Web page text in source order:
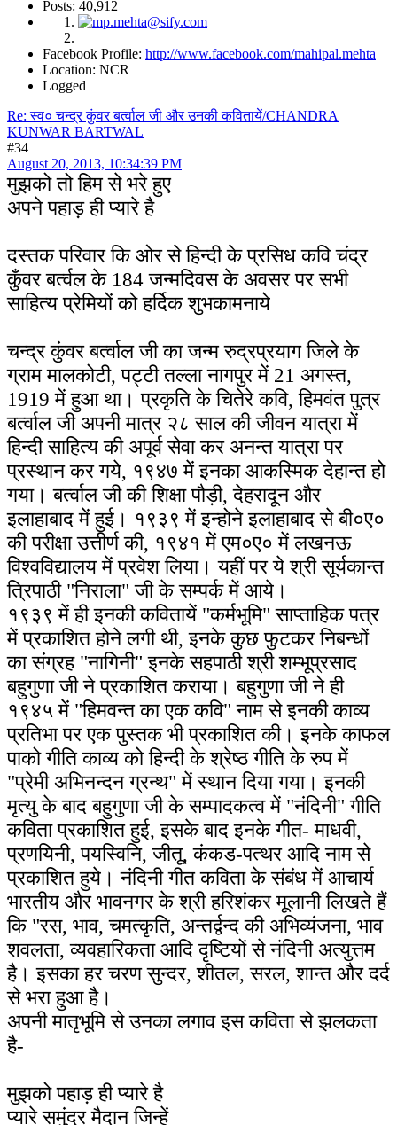
Posts: 40,912
Facebook Profile: http://www.facebook.com/mahipal.mehta
Location: NCR
Logged
Re: स्व० चन्द्र कुंवर बर्त्वाल जी और उनकी कवितायें/CHANDRA
KUNWAR BARTWAL
#34
August 20, 2013, 10:34:39 PM
मुझको तो हिम से भरे हुए
अपने पहाड़ ही प्यारे है
दस्तक परिवार कि ओर से हिन्दी के प्रसिध कवि चंद्र
कुँवर बर्त्वल के 184 जन्मदिवस के अवसर पर सभी
साहित्य प्रेमियों को हर्दिक शुभकामनाये
चन्द्र कुंवर बर्त्वाल जी का जन्म रुद्रप्रयाग जिले के
ग्राम मालकोटी, पट्टी तल्ला नागपुर में 21 अगस्त,
1919 में हुआ था। प्रकृति के चितेरे कवि, हिमवंत पुत्र
बर्त्वाल जी अपनी मात्र २८ साल की जीवन यात्रा में
हिन्दी साहित्य की अपूर्व सेवा कर अनन्त यात्रा पर
प्रस्थान कर गये, १९४७ में इनका आकस्मिक देहान्त हो
गया। बर्त्वाल जी की शिक्षा पौड़ी, देहरादून और
इलाहाबाद में हुई। १९३९ में इन्होने इलाहाबाद से बी०ए०
की परीक्षा उत्तीर्ण की, १९४१ में एम०ए० में लखनऊ
विश्वविद्यालय में प्रवेश लिया। यहीं पर ये श्री सूर्यकान्त
त्रिपाठी "निराला" जी के सम्पर्क में आये।
१९३९ में ही इनकी कवितायें "कर्मभूमि" साप्ताहिक पत्र
में प्रकाशित होने लगी थी, इनके कुछ फुटकर निबन्धों
का संग्रह "नागिनी" इनके सहपाठी श्री शम्भूप्रसाद
बहुगुणा जी ने प्रकाशित कराया। बहुगुणा जी ने ही
१९४५ में "हिमवन्त का एक कवि" नाम से इनकी काव्य
प्रतिभा पर एक पुस्तक भी प्रकाशित की। इनके काफल
पाको गीति काव्य को हिन्दी के श्रेष्ठ गीति के रुप में
"प्रेमी अभिनन्दन ग्रन्थ" में स्थान दिया गया। इनकी
मृत्यु के बाद बहुगुणा जी के सम्पादकत्व में "नंदिनी" गीति
कविता प्रकाशित हुई, इसके बाद इनके गीत- माधवी,
प्रणयिनी, पयस्विनि, जीतू, कंकड-पत्थर आदि नाम से
प्रकाशित हुये। नंदिनी गीत कविता के संबंध में आचार्य
भारतीय और भावनगर के श्री हरिशंकर मूलानी लिखते हैं
कि "रस, भाव, चमत्कृति, अन्तर्द्वन्द की अभिव्यंजना, भाव
शवलता, व्यवहारिकता आदि दृष्टियों से नंदिनी अत्युत्तम
है। इसका हर चरण सुन्दर, शीतल, सरल, शान्त और दर्द
से भरा हुआ है।
अपनी मातृभूमि से उनका लगाव इस कविता से झलकता
है-
मुझको पहाड़ ही प्यारे है
प्यारे समुंद्र मैदान जिन्हें